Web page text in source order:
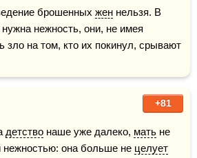
брошенных жен нельзя. В
нужна нежность, они, не имея
зло на том, кто их покинул, срывают
+81
детство наше уже далеко, мать не
нежностью: она больше не целует